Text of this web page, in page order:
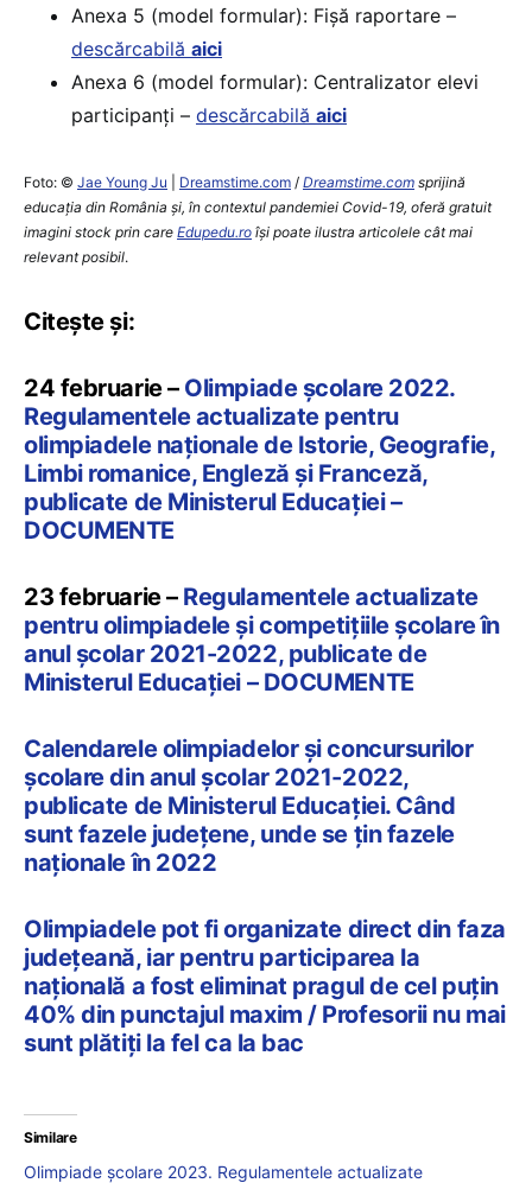
Anexa 5 (model formular): Fișă raportare –
descărcabilă aici
Anexa 6 (model formular): Centralizator elevi
participanți – descărcabilă aici
Foto: © Jae Young Ju Dreamstime.com / Dreamstime.com sprijină
educaţia din România şi, în contextul pandemiei Covid-19, oferă gratuit
imagini stock prin care Edupedu.ro îşi poate ilustra articolele cât mai
relevant posibil.
Citește și:
24 februarie – Olimpiade școlare 2022.
Regulamentele actualizate pentru
olimpiadele naționale de Istorie, Geografie,
Limbi romanice, Engleză și Franceză,
publicate de Ministerul Educației –
DOCUMENTE
23 februarie – Regulamentele actualizate
pentru olimpiadele și competițiile școlare în
anul școlar 2021-2022, publicate de
Ministerul Educației – DOCUMENTE
Calendarele olimpiadelor și concursurilor
școlare din anul școlar 2021-2022,
publicate de Ministerul Educației. Când
sunt fazele județene, unde se țin fazele
naționale în 2022
Olimpiadele pot fi organizate direct din faza
județeană, iar pentru participarea la
națională a fost eliminat pragul de cel puțin
40% din punctajul maxim / Profesorii nu mai
sunt plătiți la fel ca la bac
Similare
Olimpiade școlare 2023. Regulamentele actualizate